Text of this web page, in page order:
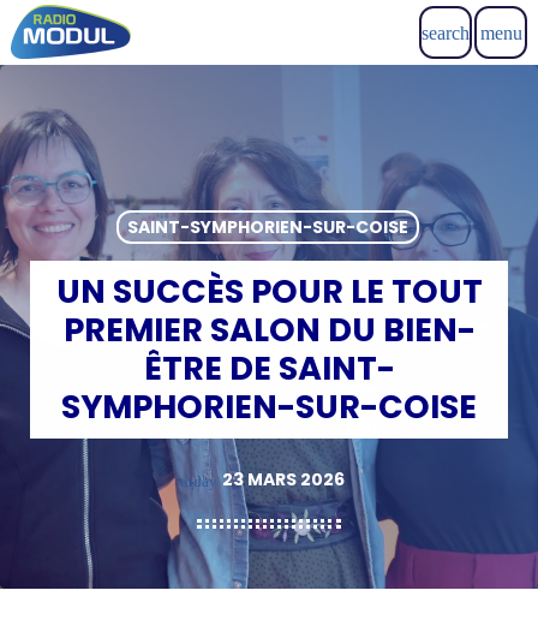
search menu
SAINT-SYMPHORIEN-SUR-COISE
UN SUCCÈS POUR LE TOUT
PREMIER SALON DU BIEN-
ÊTRE DE SAINT-
SYMPHORIEN-SUR-COISE
today 23 MARS 2026